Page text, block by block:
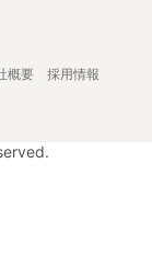
概要
採用情報